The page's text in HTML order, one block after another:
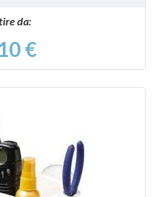
da:
€
VEDI